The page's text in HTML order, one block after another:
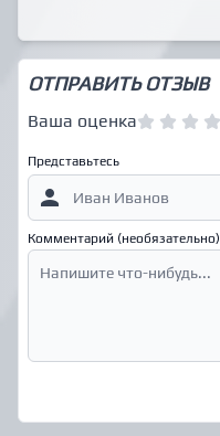
ОТПРАВИТЬ ОТЗЫВ
Ваша оценка
Представьтесь
Комментарий (необязательно)